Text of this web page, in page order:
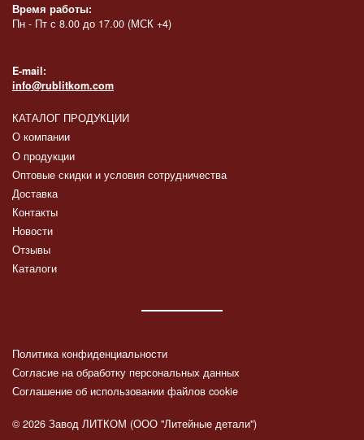
Время работы:
Пн - Пт с 8.00 до 17.00 (МСК +4)
E-mail:
info@rublitkom.com
КАТАЛОГ ПРОДУКЦИИ
О компании
О продукции
Оптовые скидки и условия сотрудничества
Доставка
Контакты
Новости
Отзывы
Каталоги
Политика конфиденциальности
Согласие на обработку персональных данных
Соглашение об использовании файлов cookie
© 2026 Завод ЛИТКОМ (ООО "Литейные детали")